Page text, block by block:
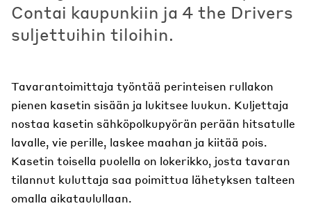
Contai kaupunkiin ja 4 the Drivers
suljettuihin tiloihin.
Tavarantoimittaja työntää perinteisen rullakon
pienen kasetin sisään ja lukitsee luukun. Kuljettaja
nostaa kasetin sähköpolkupyörän perään hitsatulle
lavalle, vie perille, laskee maahan ja kiitää pois.
Kasetin toisella puolella on lokerikko, josta tavaran
tilannut kuluttaja saa poimittua lähetyksen talteen
omalla aikataulullaan.